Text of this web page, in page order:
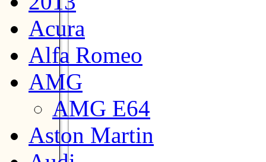
Acura
Alfa Romeo
AMG
AMG E64
Aston Martin